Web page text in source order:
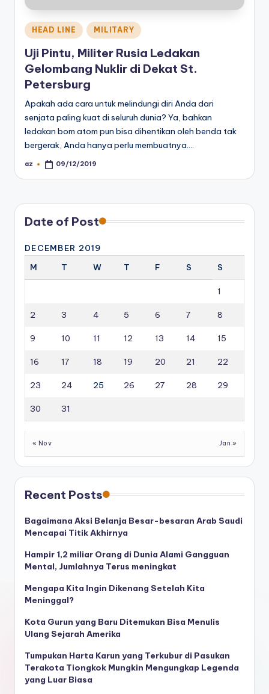
Posted
in
HEAD LINE MILITARY
Uji Pintu, Militer Rusia Ledakan
Gelombang Nuklir di Dekat St.
Petersburg
Apakah ada cara untuk melindungi diri Anda dari
senjata paling kuat di seluruh dunia? Ya, bahkan
ledakan bom atom pun bisa dihentikan oleh benda tak
bergerak, Anda hanya perlu membuatnya.…
Posted
az 09/12/2019
Date of Post
DECEMBER 2019
M
T W T F S S
1
2 3 4 5 6 7 8
9 10 11 12 13 14 15
16 17 18 19 20 21 22
23 24 25 26 27 28 29
30 31
« Nov Jan »
Recent Posts
Bagaimana Aksi Belanja Besar-besaran Arab Saudi
Mencapai Titik Akhirnya
Hampir 1,2 miliar Orang di Dunia Alami Gangguan
Mental, Jumlahnya Terus meningkat
Mengapa Kita Ingin Dikenang Setelah Kita
Meninggal?
Kota Gurun yang Baru Ditemukan Bisa Menulis
Ulang Sejarah Amerika
Tumpukan Harta Karun yang Terkubur di Pasukan
Terakota Tiongkok Mungkin Mengungkap Legenda
yang Luar Biasa